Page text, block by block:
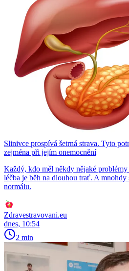
Slinivce prospívá šetrná strava. Tyto
zejména při jejím onemocnění
Každý, kdo měl někdy nějaké
léčba je běh na dlouhou trať. A mnohdy
normálu.
Zdravestravovani.eu
dnes, 10:54
2 min